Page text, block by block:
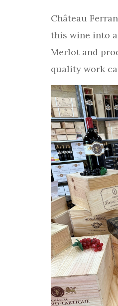
Château
this wine into
Merlot and
quality work